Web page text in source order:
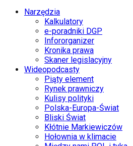
Narzędzia
Kalkulatory
e-poradniki DGP
Infororganizer
Kronika prawa
Skaner legislacyjny
Wideopodcasty
Piąty element
Rynek prawniczy
Kulisy polityki
Polska-Europa-Świat
Bliski Świat
Kłótnie Markiewiczów
Hołownia w klimacie